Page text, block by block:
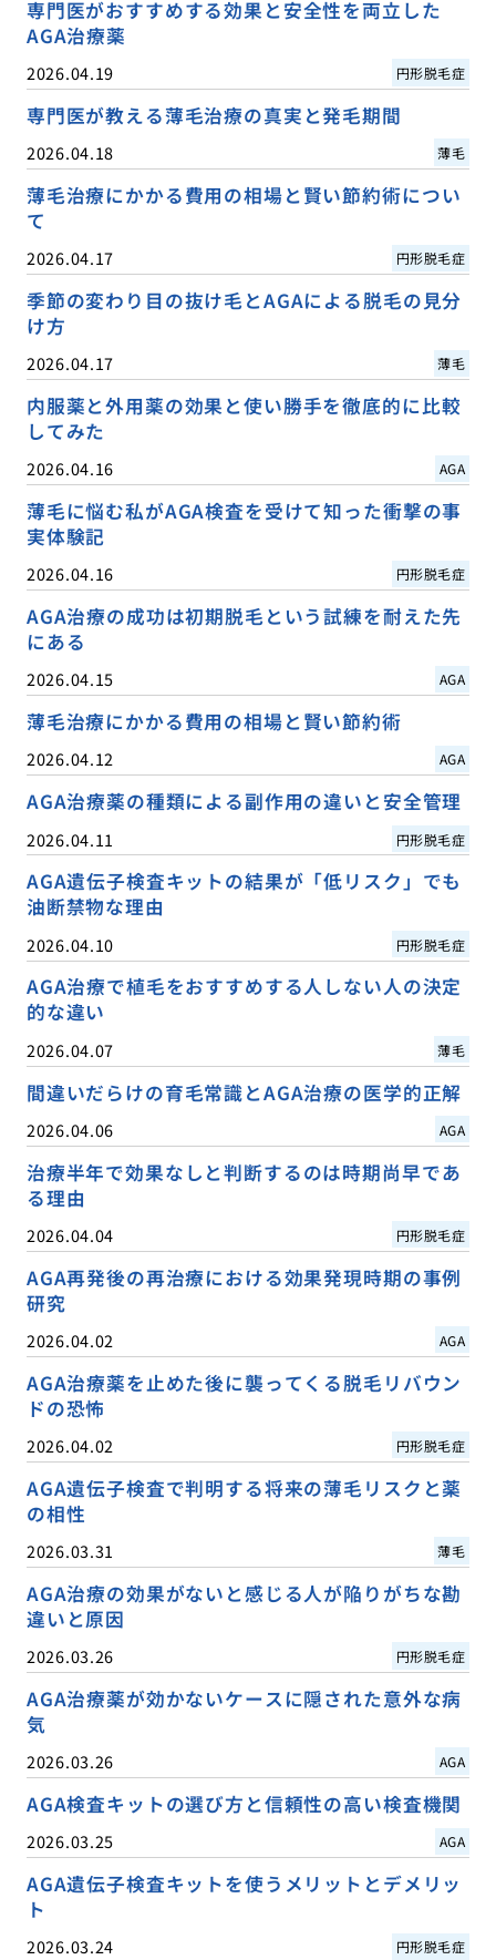
専門医がおすすめする効果と安全性を両立した
AGA治療薬
2026.04.19 円形脱毛症
専門医が教える薄毛治療の真実と発毛期間
2026.04.18 薄毛
薄毛治療にかかる費用の相場と賢い節約術につい
て
2026.04.17 円形脱毛症
季節の変わり目の抜け毛とAGAによる脱毛の見分
け方
2026.04.17 薄毛
内服薬と外用薬の効果と使い勝手を徹底的に比較
してみた
2026.04.16 AGA
薄毛に悩む私がAGA検査を受けて知った衝撃の事
実体験記
2026.04.16 円形脱毛症
AGA治療の成功は初期脱毛という試練を耐えた先
にある
2026.04.15 AGA
薄毛治療にかかる費用の相場と賢い節約術
2026.04.12 AGA
AGA治療薬の種類による副作用の違いと安全管理
2026.04.11 円形脱毛症
AGA遺伝子検査キットの結果が「低リスク」でも
油断禁物な理由
2026.04.10 円形脱毛症
AGA治療で植毛をおすすめする人しない人の決定
的な違い
2026.04.07 薄毛
間違いだらけの育毛常識とAGA治療の医学的正解
2026.04.06 AGA
治療半年で効果なしと判断するのは時期尚早であ
る理由
2026.04.04 円形脱毛症
AGA再発後の再治療における効果発現時期の事例
研究
2026.04.02 AGA
AGA治療薬を止めた後に襲ってくる脱毛リバウン
ドの恐怖
2026.04.02 円形脱毛症
AGA遺伝子検査で判明する将来の薄毛リスクと薬
の相性
2026.03.31 薄毛
AGA治療の効果がないと感じる人が陥りがちな勘
違いと原因
2026.03.26 円形脱毛症
AGA治療薬が効かないケースに隠された意外な病
気
2026.03.26 AGA
AGA検査キットの選び方と信頼性の高い検査機関
2026.03.25 AGA
AGA遺伝子検査キットを使うメリットとデメリッ
ト
2026.03.24 円形脱毛症